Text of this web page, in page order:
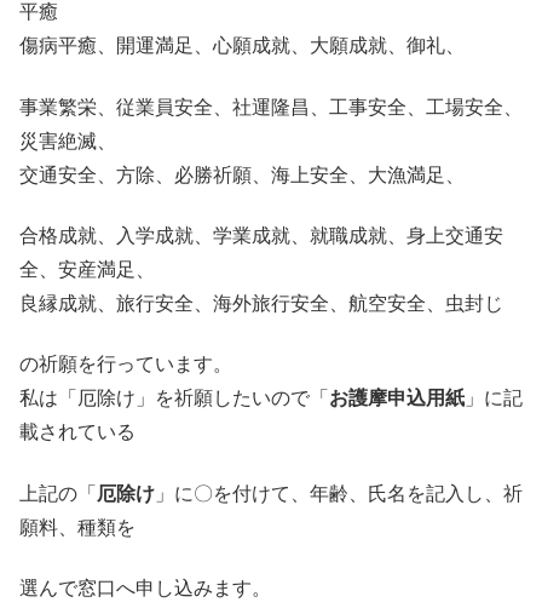
平癒
傷病平癒、開運満足、心願成就、大願成就、御礼、
事業繁栄、従業員安全、社運隆昌、工事安全、工場安全、
災害絶滅、
交通安全、方除、必勝祈願、海上安全、大漁満足、
合格成就、入学成就、学業成就、就職成就、身上交通安
全、安産満足、
良縁成就、旅行安全、海外旅行安全、航空安全、虫封じ
の祈願を行っています。
私は「厄除け」を祈願したいので「 お護摩申込用紙 」に記
載されている
上記の「 厄除け 」に〇を付けて、年齢、氏名を記入し、祈
願料、種類を
選んで窓口へ申し込みます。